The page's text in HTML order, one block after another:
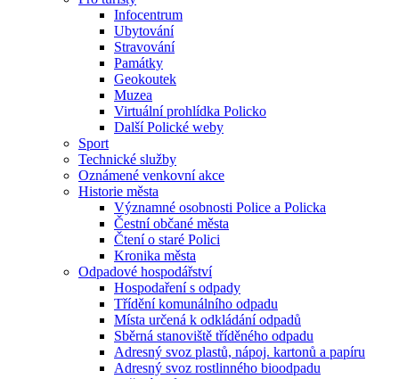
Infocentrum
Ubytování
Stravování
Památky
Geokoutek
Muzea
Virtuální prohlídka Policko
Další Polické weby
Sport
Technické služby
Oznámené venkovní akce
Historie města
Významné osobnosti Police a Policka
Čestní občané města
Čtení o staré Polici
Kronika města
Odpadové hospodářství
Hospodaření s odpady
Třídění komunálního odpadu
Místa určená k odkládání odpadů
Sběrná stanoviště tříděného odpadu
Adresný svoz plastů, nápoj. kartonů a papíru
Adresný svoz rostlinného bioodpadu